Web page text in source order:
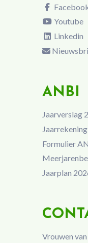
Youtube
Linkedin
ANBI
Jaarverslag
Formulier
Jaarplan
Vrouwen